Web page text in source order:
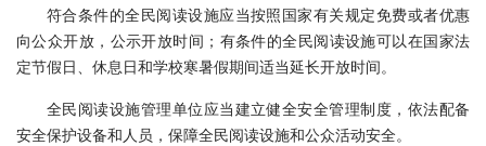
符合条件的全民阅读设施应当按照国家有关规定免费或者优惠
向公众开放，公示开放时间；有条件的全民阅读设施可以在国家法
定节假日、休息日和学校寒暑假期间适当延长开放时间。
全民阅读设施管理单位应当建立健全安全管理制度，依法配备
安全保护设备和人员，保障全民阅读设施和公众活动安全。